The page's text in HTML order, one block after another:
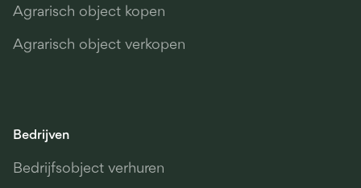
Agrarisch object kopen
Agrarisch object verkopen
Bedrijven
Bedrijfsobject verhuren